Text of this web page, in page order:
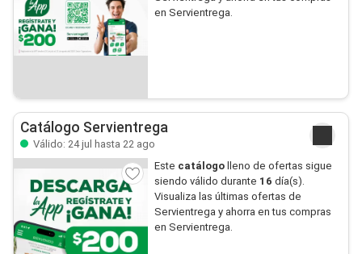
en Servientrega.
Catálogo Servientrega
Válido: 24 jul hasta 22 ago
Este catálogo lleno de ofertas sigue
siendo válido durante 16 día(s).
Visualiza las últimas ofertas de
Servientrega y ahorra en tus compras
en Servientrega.